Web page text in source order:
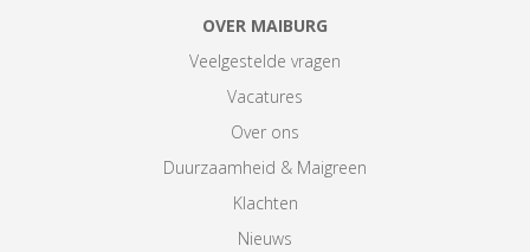
OVER MAIBURG
Veelgestelde vragen
Vacatures
Over ons
Duurzaamheid & Maigreen
Klachten
Nieuws